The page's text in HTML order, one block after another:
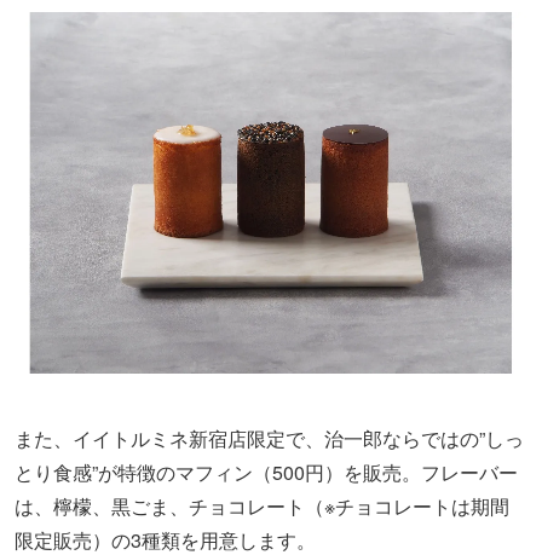
また、イイトルミネ新宿店限定で、治一郎ならではの”しっ
とり食感”が特徴のマフィン（500円）を販売。フレーバー
は、檸檬、黒ごま、チョコレート（※チョコレートは期間
限定販売）の3種類を用意します。